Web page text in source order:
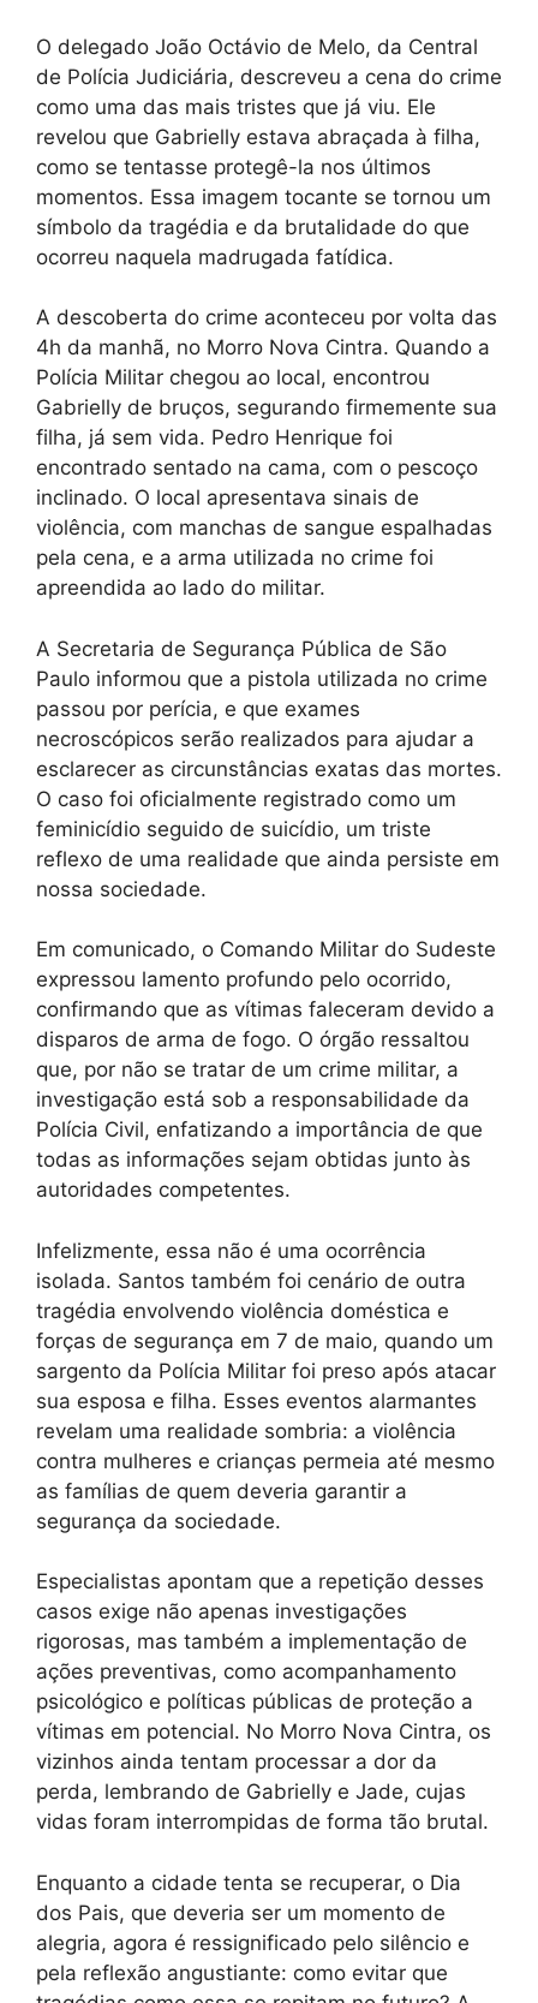
O delegado João Octávio de Melo, da Central
de Polícia Judiciária, descreveu a cena do crime
como uma das mais tristes que já viu. Ele
revelou que Gabrielly estava abraçada à filha,
como se tentasse protegê-la nos últimos
momentos. Essa imagem tocante se tornou um
símbolo da tragédia e da brutalidade do que
ocorreu naquela madrugada fatídica.
A descoberta do crime aconteceu por volta das
4h da manhã, no Morro Nova Cintra. Quando a
Polícia Militar chegou ao local, encontrou
Gabrielly de bruços, segurando firmemente sua
filha, já sem vida. Pedro Henrique foi
encontrado sentado na cama, com o pescoço
inclinado. O local apresentava sinais de
violência, com manchas de sangue espalhadas
pela cena, e a arma utilizada no crime foi
apreendida ao lado do militar.
A Secretaria de Segurança Pública de São
Paulo informou que a pistola utilizada no crime
passou por perícia, e que exames
necroscópicos serão realizados para ajudar a
esclarecer as circunstâncias exatas das mortes.
O caso foi oficialmente registrado como um
feminicídio seguido de suicídio, um triste
reflexo de uma realidade que ainda persiste em
nossa sociedade.
Em comunicado, o Comando Militar do Sudeste
expressou lamento profundo pelo ocorrido,
confirmando que as vítimas faleceram devido a
disparos de arma de fogo. O órgão ressaltou
que, por não se tratar de um crime militar, a
investigação está sob a responsabilidade da
Polícia Civil, enfatizando a importância de que
todas as informações sejam obtidas junto às
autoridades competentes.
Infelizmente, essa não é uma ocorrência
isolada. Santos também foi cenário de outra
tragédia envolvendo violência doméstica e
forças de segurança em 7 de maio, quando um
sargento da Polícia Militar foi preso após atacar
sua esposa e filha. Esses eventos alarmantes
revelam uma realidade sombria: a violência
contra mulheres e crianças permeia até mesmo
as famílias de quem deveria garantir a
segurança da sociedade.
Especialistas apontam que a repetição desses
casos exige não apenas investigações
rigorosas, mas também a implementação de
ações preventivas, como acompanhamento
psicológico e políticas públicas de proteção a
vítimas em potencial. No Morro Nova Cintra, os
vizinhos ainda tentam processar a dor da
perda, lembrando de Gabrielly e Jade, cujas
vidas foram interrompidas de forma tão brutal.
Enquanto a cidade tenta se recuperar, o Dia
dos Pais, que deveria ser um momento de
alegria, agora é ressignificado pelo silêncio e
pela reflexão angustiante: como evitar que